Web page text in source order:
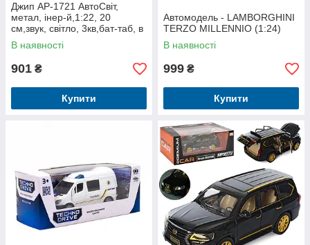
Джип AP-1721 АвтоСвіт,
метал, інер-й,1:22, 20
см,звук, світло, 3кв,бат-таб, в
кор, 29-14,5-15см
В наявності
901 ₴
Купити
Автомодель - LAMBORGHINI
TERZO MILLENNIO (1:24)
В наявності
999 ₴
Купити